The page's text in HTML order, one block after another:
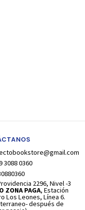
3088 0360
2296, Nivel -3
ZONA PAGA, Estación
Los Leones, Línea 6.
después de